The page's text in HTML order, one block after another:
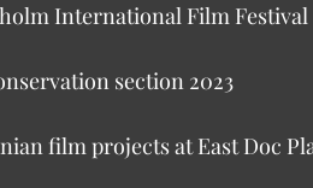
International Film Festival
section 2023
film projects at East Doc